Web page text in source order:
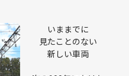
いままでに
見たことのない
新しい車両